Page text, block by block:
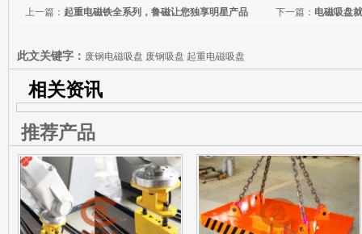
下一篇： 电磁吸盘
上一篇： 起重电磁铁全系列，鲁磁让您独享明星产品
此文关键字： 废钢电磁吸盘 废钢吸盘 起重电磁吸盘
相关资讯
推荐产品